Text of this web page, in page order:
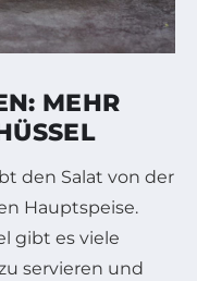
MEHR
den Salat von der
Hauptspeise.
gibt es viele
servieren und